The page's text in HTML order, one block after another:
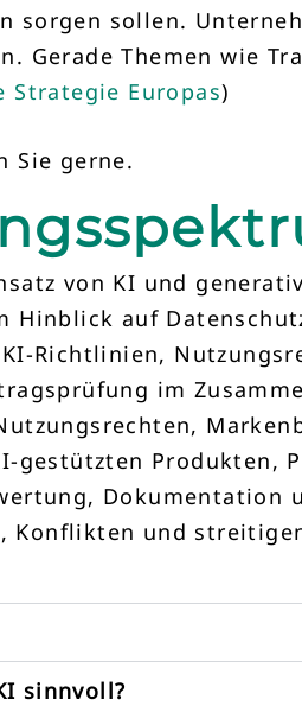
sorgen sollen.
Gerade Themen wie
Strategie Europas)
Sie gerne.
von KI und
Hinblick auf
Richtlinien,
im
gestützten Produkten,
Dokumentation
Konflikten und
sinnvoll?